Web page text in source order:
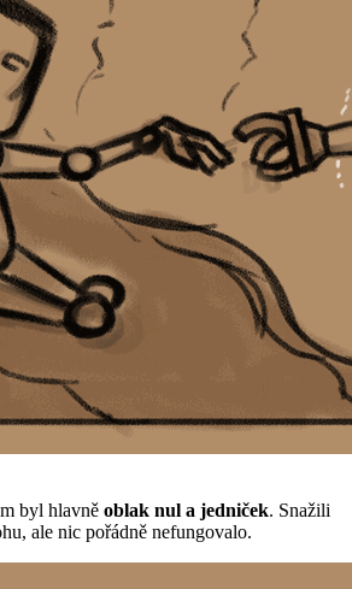
byl hlavně oblak nul a jedniček. Snažili
ale nic pořádně nefungovalo.